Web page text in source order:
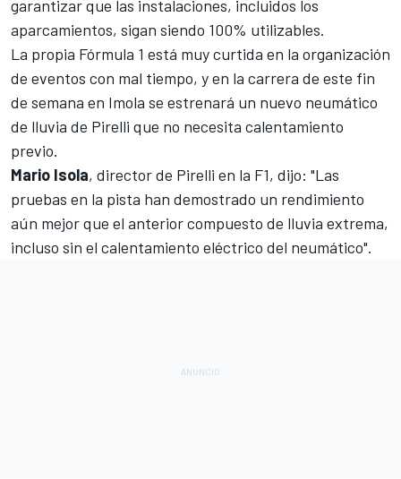
garantizar que las instalaciones, incluidos los
aparcamientos, sigan siendo 100% utilizables.
La propia Fórmula 1 está muy curtida en la organización
de eventos con mal tiempo, y en la carrera de este fin
de semana en Imola se estrenará un nuevo neumático
de lluvia de Pirelli que no necesita calentamiento
previo.
Mario Isola, director de Pirelli en la F1, dijo: "Las
pruebas en la pista han demostrado un rendimiento
aún mejor que el anterior compuesto de lluvia extrema,
incluso sin el calentamiento eléctrico del neumático".